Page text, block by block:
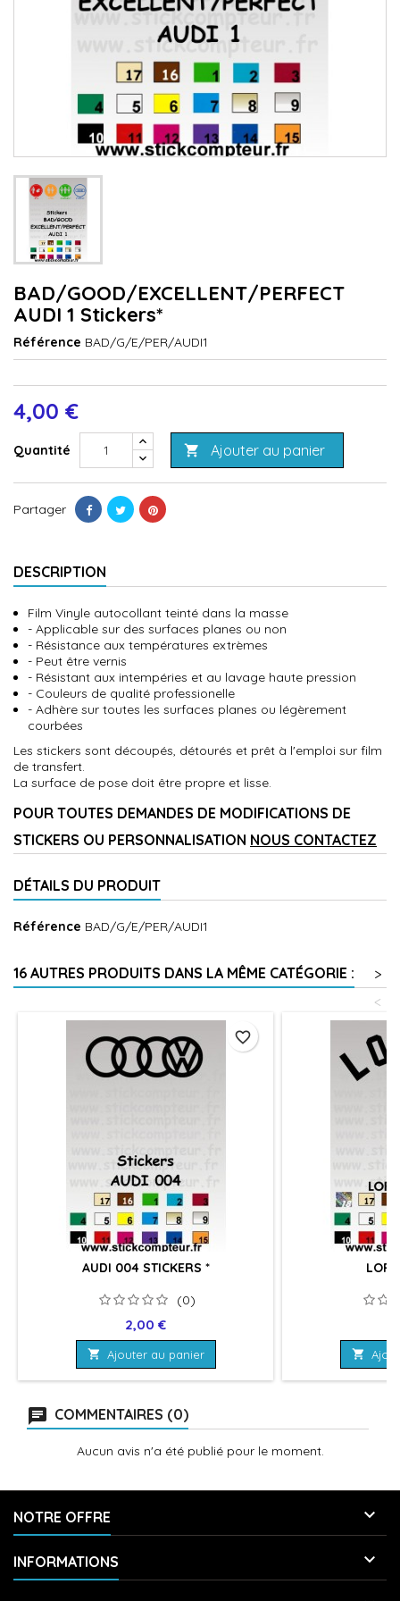
BAD/GOOD/EXCELLENT/PERFECT
AUDI 1 Stickers*
Référence BAD/G/E/PER/AUDI1
4,00 €
Quantité  Ajouter au panier
Partager
DESCRIPTION
Film Vinyle autocollant teinté dans la masse
- Applicable sur des surfaces planes ou non
- Résistance aux températures extrèmes
- Peut être vernis
- Résistant aux intempéries et au lavage haute pression
- Couleurs de qualité professionelle
- Adhère sur toutes les surfaces planes ou légèrement
courbées
Les stickers sont découpés, détourés et prêt à l'emploi sur film
de transfert.
La surface de pose doit être propre et lisse.
POUR TOUTES DEMANDES DE MODIFICATIONS DE
STICKERS OU PERSONNALISATION NOUS CONTACTEZ
DÉTAILS DU PRODUIT
Référence BAD/G/E/PER/AUDI1
16 AUTRES PRODUITS DANS LA MÊME CATÉGORIE :
>
<
AUDI 004 STICKERS *
(0)
Prix
2,00 €
 Ajouter au panier
favorite_border

COMMENTAIRES (0)
Aucun avis n'a été publié pour le moment.
NOTRE OFFRE 
INFORMATIONS 